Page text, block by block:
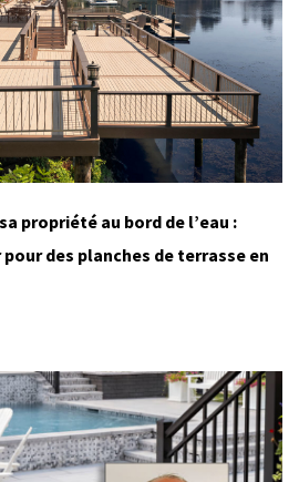
propriété au bord de l’eau :
des planches de terrasse en